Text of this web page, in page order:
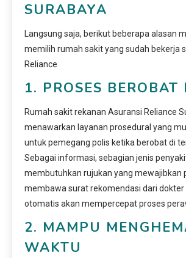
SURABAYA
Langsung saja, berikut beberapa alasan
memilih rumah sakit yang sudah bekerja
Reliance
1. PROSES BEROBAT
Rumah sakit rekanan Asuransi Reliance
menawarkan layanan prosedural yang
untuk pemegang polis ketika berobat di
Sebagai informasi, sebagian jenis
membutuhkan rujukan yang mewajibkan
membawa surat rekomendasi dari dokter
otomatis akan mempercepat proses
2. MAMPU
WAKTU